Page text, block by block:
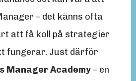
– det känns ofta
att få koll på strategier
fungerar. Just därför
Manager Academy– en